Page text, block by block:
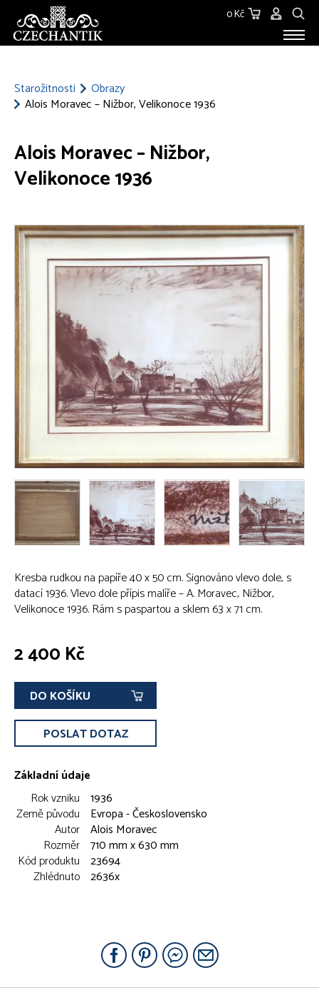
0 Kč
Starožitnosti
Obrazy
Alois Moravec – Nižbor, Velikonoce 1936
Alois Moravec – Nižbor,
Velikonoce 1936
Kresba rudkou na papíře 40 x 50 cm. Signováno vlevo dole, s
datací 1936. Vlevo dole přípis malíře – A. Moravec, Nižbor,
Velikonoce 1936. Rám s paspartou a sklem 63 x 71 cm.
2 400 Kč
DO KOŠÍKU
POSLAT DOTAZ
Základní údaje
Rok vzniku 1936
Země původu
Evropa - Československo
Autor Alois Moravec
Rozměr 710 mm x 630 mm
Kód produktu 23694
Zhlédnuto 2636x